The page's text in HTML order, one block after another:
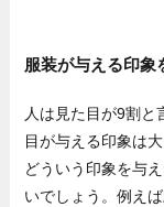
服装が与える印象
人は見た目が9割と
目が与える印象は
どういう印象を与
いでしょう。例え